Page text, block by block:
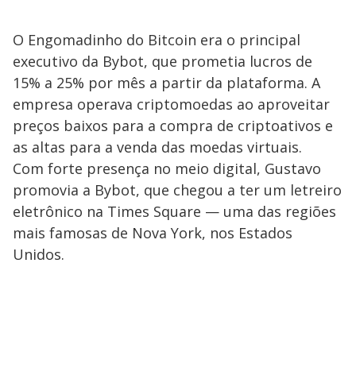
O Engomadinho do Bitcoin era o principal
executivo da Bybot, que prometia lucros de
15% a 25% por mês a partir da plataforma. A
empresa operava criptomoedas ao aproveitar
preços baixos para a compra de criptoativos e
as altas para a venda das moedas virtuais.
Com forte presença no meio digital, Gustavo
promovia a Bybot, que chegou a ter um letreiro
eletrônico na Times Square — uma das regiões
mais famosas de Nova York, nos Estados
Unidos.